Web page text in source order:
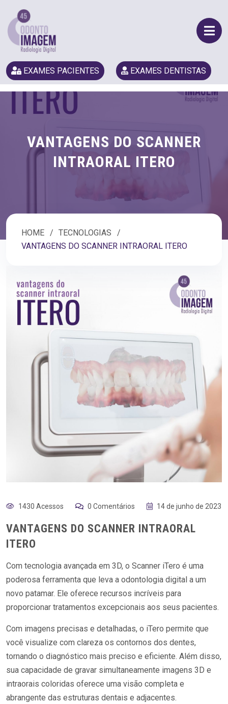
EXAMES PACIENTES EXAMES DENTISTAS
VANTAGENS DO SCANNER
INTRAORAL ITERO
HOME
TECNOLOGIAS
VANTAGENS DO SCANNER INTRAORAL ITERO
1430 Acessos 0 Comentários 14 de junho de 2023
VANTAGENS DO SCANNER INTRAORAL
ITERO
Com tecnologia avançada em 3D, o Scanner iTero é uma
poderosa ferramenta que leva a odontologia digital a um
novo patamar. Ele oferece recursos incríveis para
proporcionar tratamentos excepcionais aos seus pacientes.
Com imagens precisas e detalhadas, o iTero permite que
você visualize com clareza os contornos dos dentes,
tornando o diagnóstico mais preciso e eficiente. Além disso,
sua capacidade de gravar simultaneamente imagens 3D e
intraorais coloridas oferece uma visão completa e
abrangente das estruturas dentais e adjacentes.